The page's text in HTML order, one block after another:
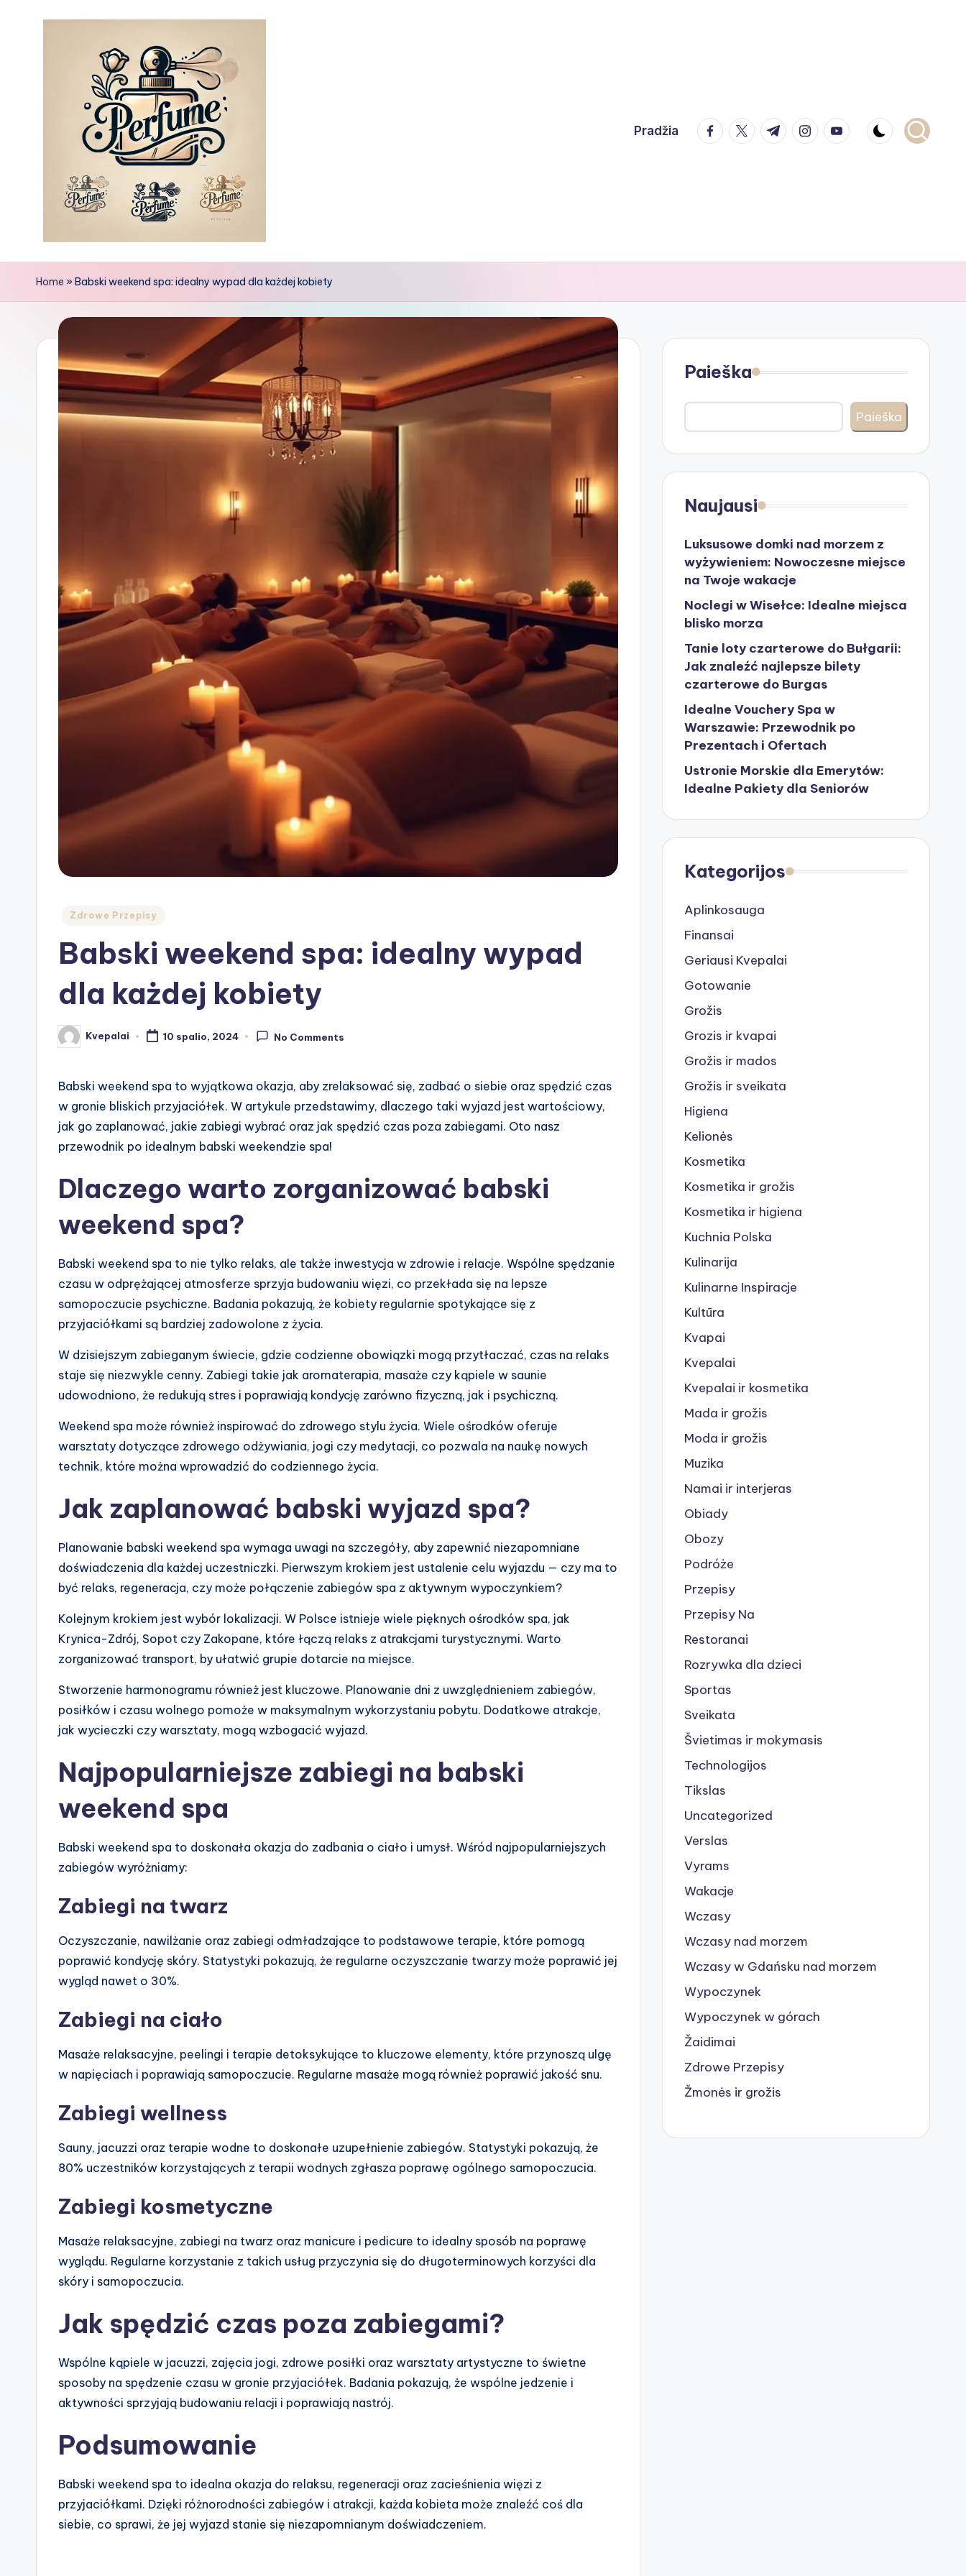
Pradžia facebook.com
twitter.com
t.me instagram.com
youtube.com
Home »Babski weekend spa: idealny wypad dla każdej kobiety
Posted
Zdrowe Przepisy
Babski weekend spa: idealny wypad
dla każdej kobiety
Posted
by
Kvepalai 10 spalio, 2024 No Comments
Babski weekend spa to wyjątkowa okazja, aby zrelaksować się, zadbać o siebie oraz spędzić czas
w gronie bliskich przyjaciółek. W artykule przedstawimy, dlaczego taki wyjazd jest wartościowy,
jak go zaplanować, jakie zabiegi wybrać oraz jak spędzić czas poza zabiegami. Oto nasz
przewodnik po idealnym babski weekendzie spa!
Dlaczego warto zorganizować babski
weekend spa?
Babski weekend spa to nie tylko relaks, ale także inwestycja w zdrowie i relacje. Wspólne spędzanie
czasu w odprężającej atmosferze sprzyja budowaniu więzi, co przekłada się na lepsze
samopoczucie psychiczne. Badania pokazują, że kobiety regularnie spotykające się z
przyjaciółkami są bardziej zadowolone z życia.
W dzisiejszym zabieganym świecie, gdzie codzienne obowiązki mogą przytłaczać, czas na relaks
staje się niezwykle cenny. Zabiegi takie jak aromaterapia, masaże czy kąpiele w saunie
udowodniono, że redukują stres i poprawiają kondycję zarówno fizyczną, jak i psychiczną.
Weekend spa może również inspirować do zdrowego stylu życia. Wiele ośrodków oferuje
warsztaty dotyczące zdrowego odżywiania, jogi czy medytacji, co pozwala na naukę nowych
technik, które można wprowadzić do codziennego życia.
Jak zaplanować babski wyjazd spa?
Planowanie babski weekend spa wymaga uwagi na szczegóły, aby zapewnić niezapomniane
doświadczenia dla każdej uczestniczki. Pierwszym krokiem jest ustalenie celu wyjazdu — czy ma to
być relaks, regeneracja, czy może połączenie zabiegów spa z aktywnym wypoczynkiem?
Kolejnym krokiem jest wybór lokalizacji. W Polsce istnieje wiele pięknych ośrodków spa, jak
Krynica-Zdrój, Sopot czy Zakopane, które łączą relaks z atrakcjami turystycznymi. Warto
zorganizować transport, by ułatwić grupie dotarcie na miejsce.
Stworzenie harmonogramu również jest kluczowe. Planowanie dni z uwzględnieniem zabiegów,
posiłków i czasu wolnego pomoże w maksymalnym wykorzystaniu pobytu. Dodatkowe atrakcje,
jak wycieczki czy warsztaty, mogą wzbogacić wyjazd.
Najpopularniejsze zabiegi na babski
weekend spa
Babski weekend spa to doskonała okazja do zadbania o ciało i umysł. Wśród najpopularniejszych
zabiegów wyróżniamy:
Zabiegi na twarz
Oczyszczanie, nawilżanie oraz zabiegi odmładzające to podstawowe terapie, które pomogą
poprawić kondycję skóry. Statystyki pokazują, że regularne oczyszczanie twarzy może poprawić jej
wygląd nawet o 30%.
Zabiegi na ciało
Masaże relaksacyjne, peelingi i terapie detoksykujące to kluczowe elementy, które przynoszą ulgę
w napięciach i poprawiają samopoczucie. Regularne masaże mogą również poprawić jakość snu.
Zabiegi wellness
Sauny, jacuzzi oraz terapie wodne to doskonałe uzupełnienie zabiegów. Statystyki pokazują, że
80% uczestników korzystających z terapii wodnych zgłasza poprawę ogólnego samopoczucia.
Zabiegi kosmetyczne
Masaże relaksacyjne, zabiegi na twarz oraz manicure i pedicure to idealny sposób na poprawę
wyglądu. Regularne korzystanie z takich usług przyczynia się do długoterminowych korzyści dla
skóry i samopoczucia.
Jak spędzić czas poza zabiegami?
Wspólne kąpiele w jacuzzi, zajęcia jogi, zdrowe posiłki oraz warsztaty artystyczne to świetne
sposoby na spędzenie czasu w gronie przyjaciółek. Badania pokazują, że wspólne jedzenie i
aktywności sprzyjają budowaniu relacji i poprawiają nastrój.
Podsumowanie
Babski weekend spa to idealna okazja do relaksu, regeneracji oraz zacieśnienia więzi z
przyjaciółkami. Dzięki różnorodności zabiegów i atrakcji, każda kobieta może znaleźć coś dla
siebie, co sprawi, że jej wyjazd stanie się niezapomnianym doświadczeniem.
Paieška
Paieška
Naujausi
Luksusowe domki nad morzem z
wyżywieniem: Nowoczesne miejsce
na Twoje wakacje
Noclegi w Wisełce: Idealne miejsca
blisko morza
Tanie loty czarterowe do Bułgarii:
Jak znaleźć najlepsze bilety
czarterowe do Burgas
Idealne Vouchery Spa w
Warszawie: Przewodnik po
Prezentach i Ofertach
Ustronie Morskie dla Emerytów:
Idealne Pakiety dla Seniorów
Kategorijos
Aplinkosauga
Finansai
Geriausi Kvepalai
Gotowanie
Grožis
Grozis ir kvapai
Grožis ir mados
Grožis ir sveikata
Higiena
Kelionės
Kosmetika
Kosmetika ir grožis
Kosmetika ir higiena
Kuchnia Polska
Kulinarija
Kulinarne Inspiracje
Kultūra
Kvapai
Kvepalai
Kvepalai ir kosmetika
Mada ir grožis
Moda ir grožis
Muzika
Namai ir interjeras
Obiady
Obozy
Podróże
Przepisy
Przepisy Na
Restoranai
Rozrywka dla dzieci
Sportas
Sveikata
Švietimas ir mokymasis
Technologijos
Tikslas
Uncategorized
Verslas
Vyrams
Wakacje
Wczasy
Wczasy nad morzem
Wczasy w Gdańsku nad morzem
Wypoczynek
Wypoczynek w górach
Žaidimai
Zdrowe Przepisy
Žmonės ir grožis